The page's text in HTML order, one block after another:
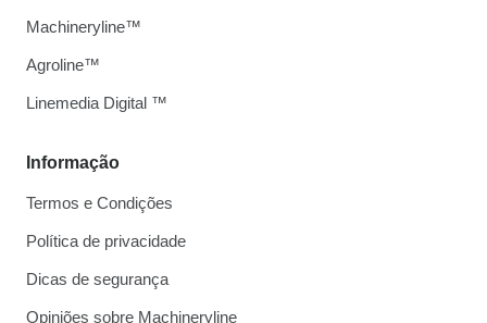
Informação
Termos e Condições
Política de privacidade
Dicas de segurança
Opiniões sobre Machineryline
Machineryline™
Agroline™
Linemedia Digital ™